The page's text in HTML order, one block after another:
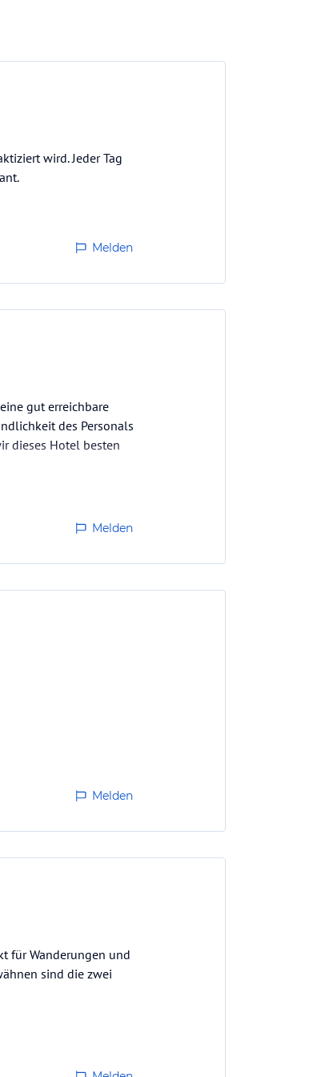
wird. Jeder Tag
Melden
gut erreichbare
des Personals
dieses Hotel besten
Melden
Melden
für Wanderungen und
sind die zwei